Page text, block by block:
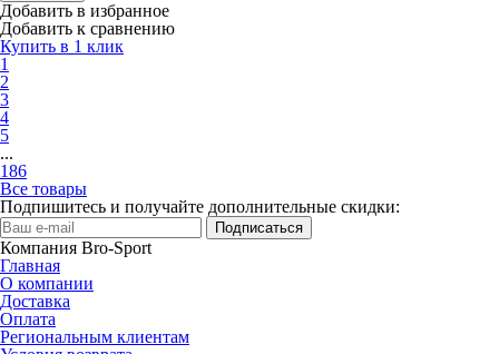
Добавить в избранное
Добавить к сравнению
Купить в 1 клик
1
2
3
4
5
...
186
Все товары
Подпишитесь и получайте дополнительные скидки:
Подписаться
Компания Bro-Sport
Главная
О компании
Доставка
Оплата
Региональным клиентам